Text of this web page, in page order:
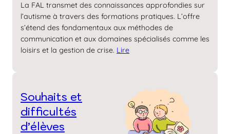
La FAL transmet des connaissances approfondies sur
l’autisme à travers des formations pratiques. L’offre
s’étend des fondamentaux aux méthodes de
communication et aux domaines spécialisés comme les
loisirs et la gestion de crise. Lire
Souhaits et
difficultés
d’élèves